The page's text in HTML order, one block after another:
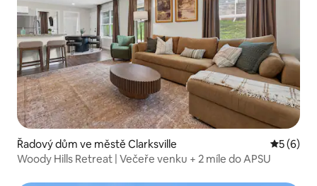
Řadový dům ve městě Clarksville
5 (6)
Woody Hills Retreat | Večeře venku + 2 míle do APSU